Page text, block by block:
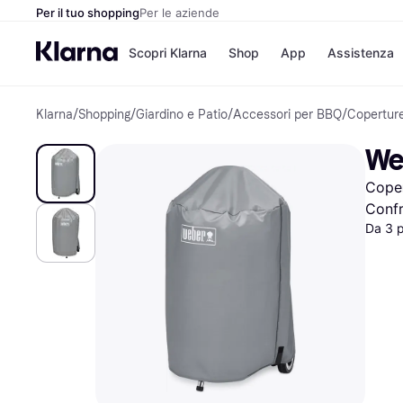
Per il tuo shoppingPer le aziende
Scopri Klarna
Opzioni di
Paga dopo 30 giorni
Finanziamento
Shop
Negozi
Unieuro
Media
eBay
Zalando
App Assistenza
Klarna/Shopping/Giardino e Patio/Accessori per BBQ/
Da 3